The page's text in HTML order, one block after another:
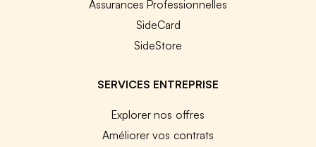
Assurances Professionnelles
SideCard
SideStore
SERVICES ENTREPRISE
Explorer nos offres
Améliorer vos contrats